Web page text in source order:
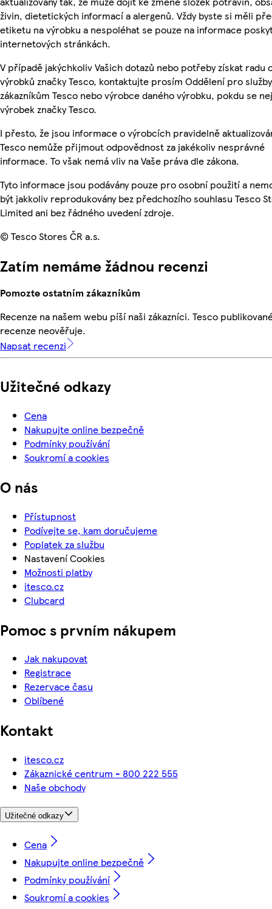
živin, dietetických informací a alergenů. Vždy byste si měli
etiketu na výrobku a nespoléhat se pouze na informace
internetových stránkách.
V případě jakýchkoliv Vašich dotazů nebo potřeby získat radu
výrobků značky Tesco, kontaktujte prosím Oddělení pro služby
zákazníkům Tesco nebo výrobce daného výrobku, pokdu se
výrobek značky Tesco.
I přesto, že jsou informace o výrobcích pravidelně
Tesco nemůže přijmout odpovědnost za jakékoliv nesprávné
informace. To však nemá vliv na Vaše práva dle zákona.
Tyto informace jsou podávány pouze pro osobní použití a
být jakkoliv reprodukovány bez předchozího souhlasu Tesco
Limited ani bez řádného uvedení zdroje.
© Tesco Stores ČR a.s.
Zatím nemáme žádnou recenzi
Pomozte ostatním zákazníkům
Recenze na našem webu píší naši zákazníci. Tesco
recenze neověřuje.
Napsat recenzi
Užitečné odkazy
Cena
Nakupujte online bezpečně
Podmínky používání
Soukromí a cookies
O nás
Přístupnost
Podívejte se, kam doručujeme
Poplatek za službu
Nastavení Cookies
Možnosti platby
itesco.cz
Clubcard
Pomoc s prvním nákupem
Jak nakupovat
Registrace
Rezervace času
Oblíbené
Kontakt
itesco.cz
Zákaznické centrum - 800 222 555
Naše obchody
Užitečné odkazy
Cena
Nakupujte online bezpečně
Podmínky používání
Soukromí a cookies